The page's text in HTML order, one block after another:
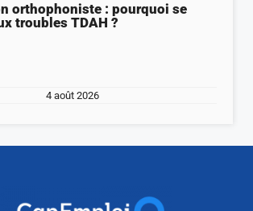
orthophoniste : pourquoi se
troubles TDAH ?
4 août 2026